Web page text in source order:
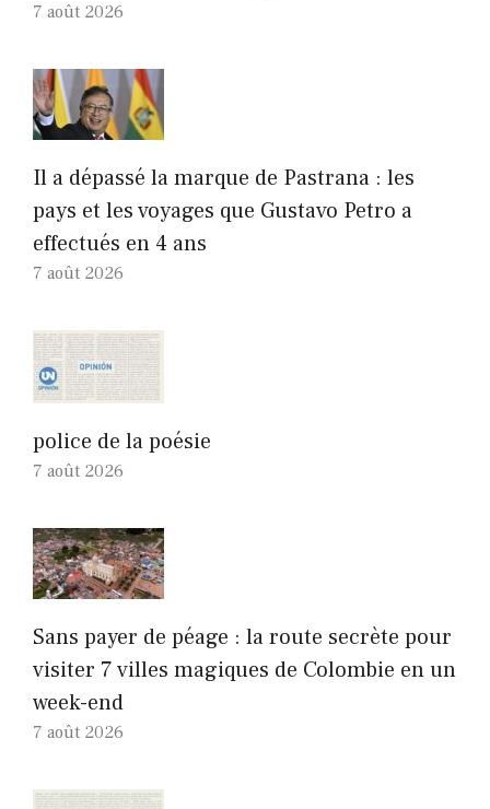
7 août 2026
Il a dépassé la marque de Pastrana : les
pays et les voyages que Gustavo Petro a
effectués en 4 ans
7 août 2026
police de la poésie
7 août 2026
Sans payer de péage : la route secrète pour
visiter 7 villes magiques de Colombie en un
week-end
7 août 2026